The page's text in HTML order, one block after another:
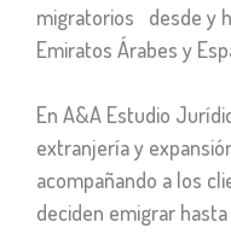
migratorios desde y
Emiratos Árabes y
En A&A Estudio
extranjería y
acompañando a los
deciden emigrar